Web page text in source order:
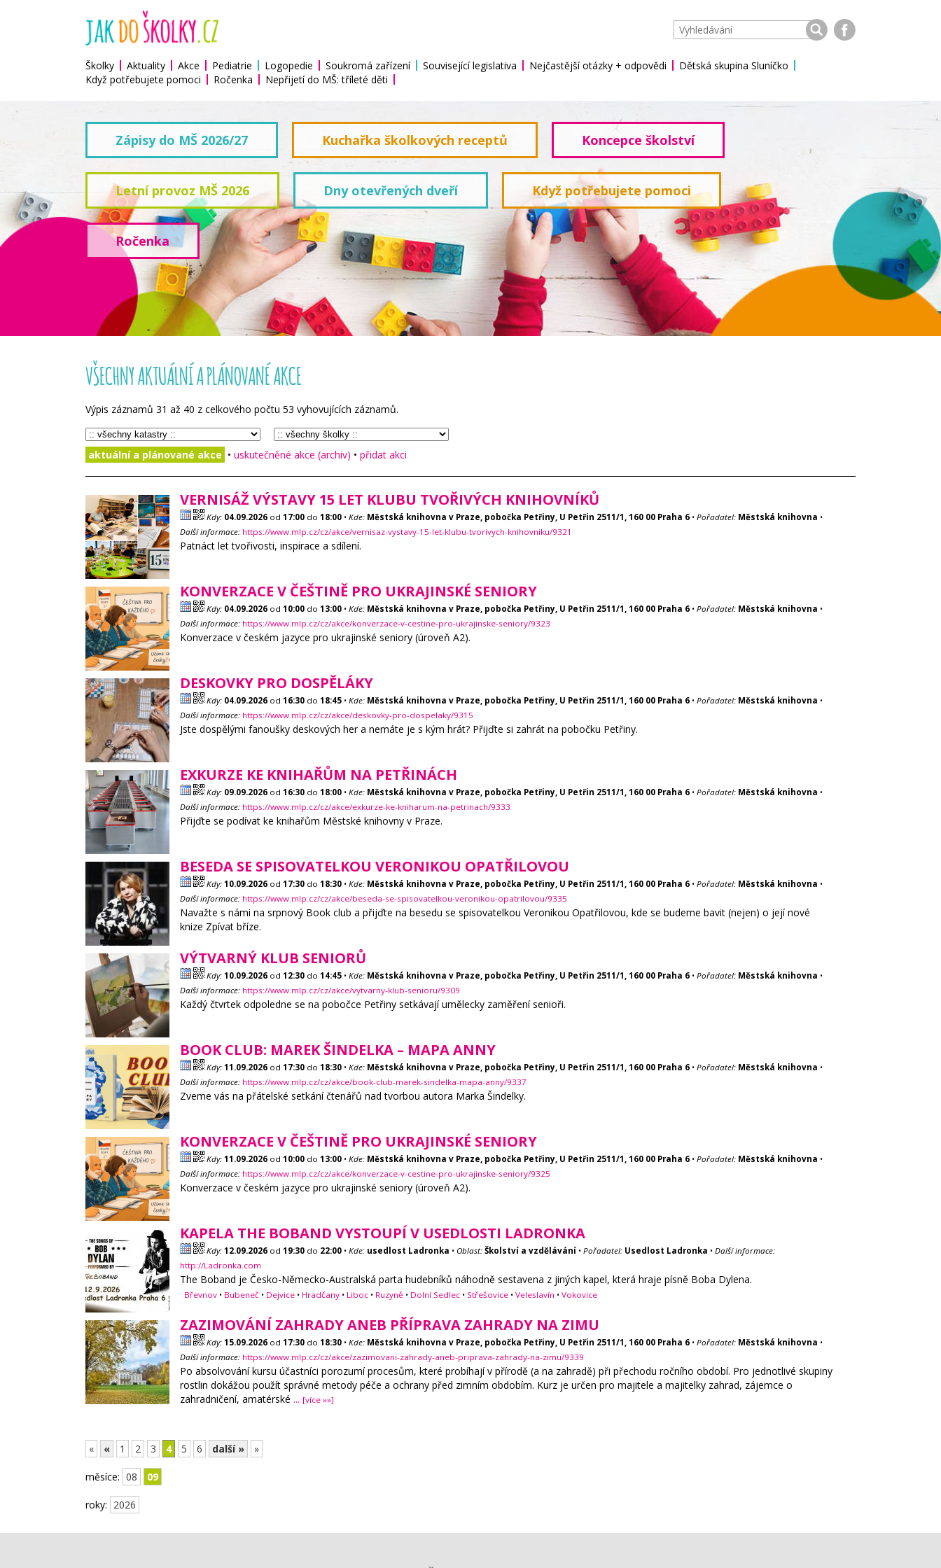
Školky Aktuality Akce Pediatrie Logopedie Soukromá zařízení Související legislativa Nejčastější otázky + odpovědi
Dětská skupina Sluníčko
Když potřebujete pomoci
Ročenka Nepřijetí do MŠ: tříleté děti
Zápisy do MŠ 2026/27 Kuchařka školkových receptů Koncepce školství
Letní provoz MŠ 2026 Dny otevřených dveří Když potřebujete pomoci
Ročenka
VŠECHNY AKTUÁLNÍ A PLÁNOVANÉ AKCE
Výpis záznamů 31 až 40 z celkového počtu 53 vyhovujících záznamů.
aktuální a plánované akce • uskutečněné akce (archiv) • přidat akci
VERNISÁŽ VÝSTAVY 15 LET KLUBU TVOŘIVÝCH KNIHOVNÍKŮ
Kdy: 04.09.2026 od 17:00 do 18:00 • Kde: Městská knihovna v Praze, pobočka Petřiny, U Petřin 2511/1, 160 00 Praha 6 • Pořadatel: Městská knihovna •
Další informace: https://www.mlp.cz/cz/akce/vernisaz-vystavy-15-let-klubu-tvorivych-knihovniku/9321
Patnáct let tvořivosti, inspirace a sdílení.
KONVERZACE V ČEŠTINĚ PRO UKRAJINSKÉ SENIORY
Kdy: 04.09.2026 od 10:00 do 13:00 • Kde: Městská knihovna v Praze, pobočka Petřiny, U Petřin 2511/1, 160 00 Praha 6 • Pořadatel: Městská knihovna •
Další informace: https://www.mlp.cz/cz/akce/konverzace-v-cestine-pro-ukrajinske-seniory/9323
Konverzace v českém jazyce pro ukrajinské seniory (úroveň A2).
DESKOVKY PRO DOSPĚLÁKY
Kdy: 04.09.2026 od 16:30 do 18:45 • Kde: Městská knihovna v Praze, pobočka Petřiny, U Petřin 2511/1, 160 00 Praha 6 • Pořadatel: Městská knihovna •
Další informace: https://www.mlp.cz/cz/akce/deskovky-pro-dospelaky/9315
Jste dospělými fanoušky deskových her a nemáte je s kým hrát? Přijďte si zahrát na pobočku Petřiny.
EXKURZE KE KNIHAŘŮM NA PETŘINÁCH
Kdy: 09.09.2026 od 16:30 do 18:00 • Kde: Městská knihovna v Praze, pobočka Petřiny, U Petřin 2511/1, 160 00 Praha 6 • Pořadatel: Městská knihovna •
Další informace: https://www.mlp.cz/cz/akce/exkurze-ke-kniharum-na-petrinach/9333
Přijďte se podívat ke knihařům Městské knihovny v Praze.
BESEDA SE SPISOVATELKOU VERONIKOU OPATŘILOVOU
Kdy: 10.09.2026 od 17:30 do 18:30 • Kde: Městská knihovna v Praze, pobočka Petřiny, U Petřin 2511/1, 160 00 Praha 6 • Pořadatel: Městská knihovna •
Další informace: https://www.mlp.cz/cz/akce/beseda-se-spisovatelkou-veronikou-opatrilovou/9335
Navažte s námi na srpnový Book club a přijďte na besedu se spisovatelkou Veronikou Opatřilovou, kde se budeme bavit (nejen) o její nové
knize Zpívat bříze.
VÝTVARNÝ KLUB SENIORŮ
Kdy: 10.09.2026 od 12:30 do 14:45 • Kde: Městská knihovna v Praze, pobočka Petřiny, U Petřin 2511/1, 160 00 Praha 6 • Pořadatel: Městská knihovna •
Další informace: https://www.mlp.cz/cz/akce/vytvarny-klub-senioru/9309
Každý čtvrtek odpoledne se na pobočce Petřiny setkávají umělecky zaměření senioři.
BOOK CLUB: MAREK ŠINDELKA – MAPA ANNY
Kdy: 11.09.2026 od 17:30 do 18:30 • Kde: Městská knihovna v Praze, pobočka Petřiny, U Petřin 2511/1, 160 00 Praha 6 • Pořadatel: Městská knihovna •
Další informace: https://www.mlp.cz/cz/akce/book-club-marek-sindelka-mapa-anny/9337
Zveme vás na přátelské setkání čtenářů nad tvorbou autora Marka Šindelky.
KONVERZACE V ČEŠTINĚ PRO UKRAJINSKÉ SENIORY
Kdy: 11.09.2026 od 10:00 do 13:00 • Kde: Městská knihovna v Praze, pobočka Petřiny, U Petřin 2511/1, 160 00 Praha 6 • Pořadatel: Městská knihovna •
Další informace: https://www.mlp.cz/cz/akce/konverzace-v-cestine-pro-ukrajinske-seniory/9325
Konverzace v českém jazyce pro ukrajinské seniory (úroveň A2).
KAPELA THE BOBAND VYSTOUPÍ V USEDLOSTI LADRONKA
Kdy: 12.09.2026 od 19:30 do 22:00 • Kde: usedlost Ladronka • Oblast: Školství a vzdělávání • Pořadatel: Usedlost Ladronka • Další informace:
http://Ladronka.com
The Boband je Česko-Německo-Australská parta hudebníků náhodně sestavena z jiných kapel, která hraje písně Boba Dylena.
Břevnov • Bubeneč • Dejvice • Hradčany • Liboc • Ruzyně • Dolní Sedlec • Střešovice • Veleslavín • Vokovice
ZAZIMOVÁNÍ ZAHRADY ANEB PŘÍPRAVA ZAHRADY NA ZIMU
Kdy: 15.09.2026 od 17:30 do 18:30 • Kde: Městská knihovna v Praze, pobočka Petřiny, U Petřin 2511/1, 160 00 Praha 6 • Pořadatel: Městská knihovna •
Další informace: https://www.mlp.cz/cz/akce/zazimovani-zahrady-aneb-priprava-zahrady-na-zimu/9339
Po absolvování kursu účastníci porozumí procesům, které probíhají v přírodě (a na zahradě) při přechodu ročního období. Pro jednotlivé skupiny
rostlin dokážou použít správné metody péče a ochrany před zimním obdobím. Kurz je určen pro majitele a majitelky zahrad, zájemce o
zahradničení, amatérské ... [více »»]
« « 1 2 3 4 5 6 další » »
měsíce: 08 09
roky: 2026